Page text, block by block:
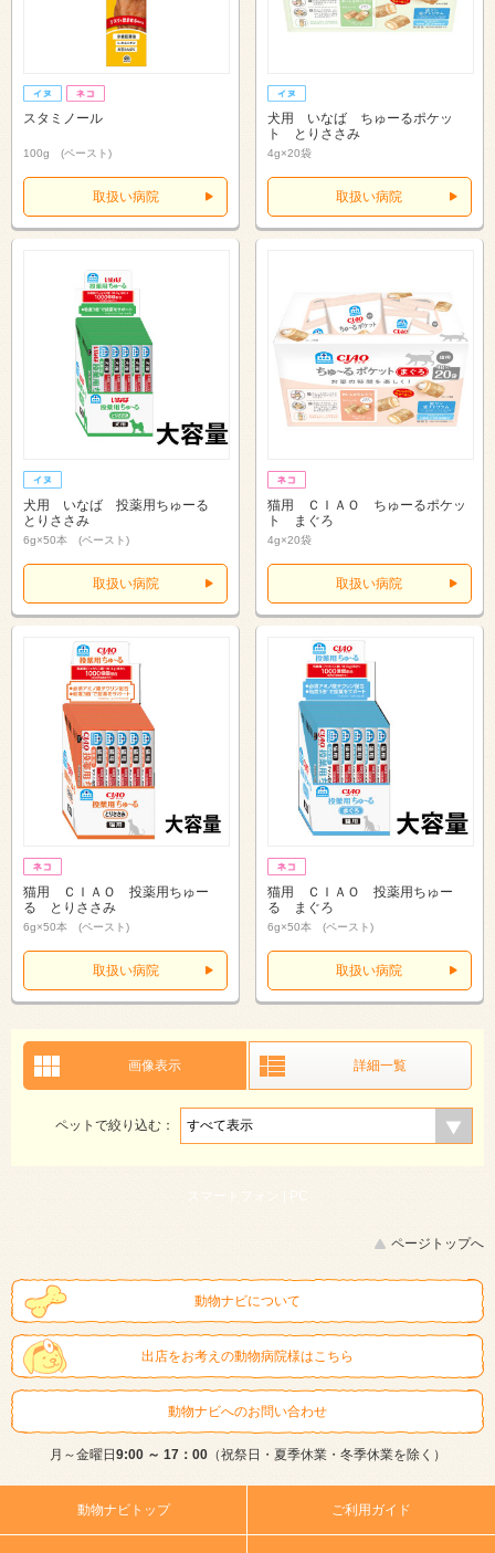
スタミノール
100g (ペースト)
取扱い病院
犬用 いなば ちゅーるポケッ
ト とりささみ
4g×20袋
取扱い病院
犬用 いなば 投薬用ちゅーる
とりささみ
6g×50本 (ペースト)
取扱い病院
猫用 ＣＩＡＯ ちゅーるポケッ
ト まぐろ
4g×20袋
取扱い病院
猫用 ＣＩＡＯ 投薬用ちゅー
る とりささみ
6g×50本 (ペースト)
取扱い病院
猫用 ＣＩＡＯ 投薬用ちゅー
る まぐろ
6g×50本 (ペースト)
取扱い病院
画像表示 詳細一覧
ペットで絞り込む：
スマートフォン | PC
ページトップへ
動物ナビについて
出店をお考えの動物病院様はこちら
動物ナビへのお問い合わせ
月～金曜日9:00 ～ 17：00（祝祭日・夏季休業・冬季休業を除く）
動物ナビトップ ご利用ガイド